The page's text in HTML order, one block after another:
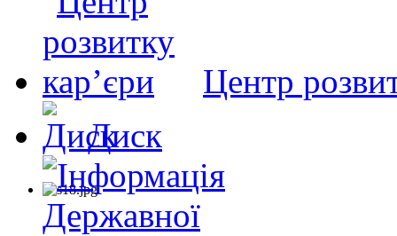
Центр
Диск